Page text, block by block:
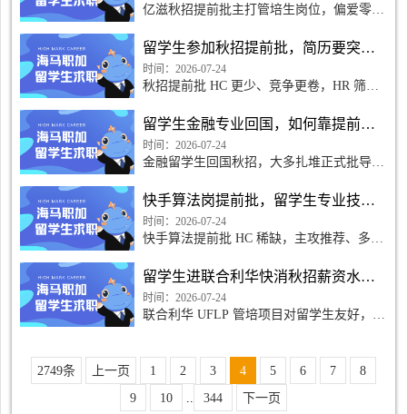
亿滋秋招提前批主打管培生岗位，偏爱零
思维、渠道运营与品牌零售落地能力。零售
管理海归具备专业适配优势，但多数简历存
在学术化、无快消落地
留学生参加秋招提前批，简历要突出什么才能入HR法眼？
时间：2026-07-24
秋招提前批 HC 更少、竞争更卷，HR 筛简
就能稳过，却因简历水土不服、亮点模糊惨
遭淘汰。想要快速通过初筛、拿下提前批名
额，需贴合国内招聘逻
留学生金融专业回国，如何靠提前批上岸
时间：2026-07-24
金融留学生回国秋招，大多扎堆正式批导致
期，HC 质量更高、竞争更小、定级更优。
只要适配国内金融招聘规则、补齐求职短
板，就能避开千人竞争，
快手算法岗提前批，留学生专业技能如何匹配？
时间：2026-07-24
快手算法提前批 HC 稀缺，主攻推荐、多模
学生理论基础扎实，但技能和国内短视频业
务脱节，初筛和面试频频失利。找准岗位能
力要求，定向打磨专业技
留学生进联合利华快消秋招薪资水平如何？
时间：2026-07-24
联合利华 UFLP 管培项目对留学生友好，但
容易被动。清晰了解薪资结构、岗位差异，
才能理性选择、合理谈薪
2749条 上一页 1 2 3 4 5 6 7
8
9
10 .. 344 下一页